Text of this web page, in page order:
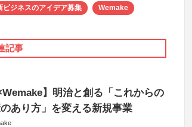
ジネスのアイデア募集 Wemake
記事
】明治と創る「これからの
あり方」を変える新規事業